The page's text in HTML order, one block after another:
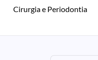
Cirurgia e Periodontia